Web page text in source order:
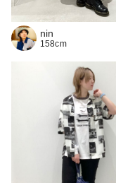
nin
158cm